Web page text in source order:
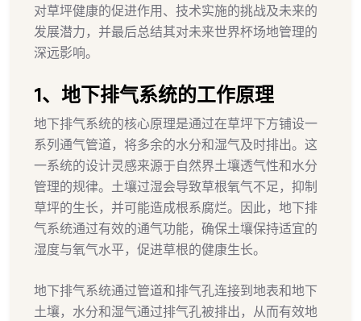
对草坪健康的促进作用、技术实施的挑战及未来的
发展潜力，并最后总结其对未来世界杯场地管理的
深远影响。
1、地下排气系统的工作原理
地下排气系统的核心原理是通过在草坪下方铺设一
系列通气管道，将多余的水分和湿气及时排出。这
一系统的设计灵感来源于自然界土壤透气性和水分
管理的规律。土壤过湿会导致草根氧气不足，抑制
草坪的生长，并可能造成根系腐烂。因此，地下排
气系统通过有效的通气功能，确保土壤保持适宜的
湿度与氧气水平，促进草根的健康生长。
地下排气系统通过管道和排气孔连接到地表和地下
土壤，水分和湿气通过排气孔被排出，从而有效地